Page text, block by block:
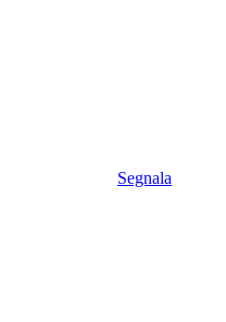
Segnala